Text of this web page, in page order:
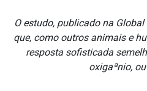
O estudo, publicado na
que, como outros animais e
resposta sofisticada
oxigaªnio,